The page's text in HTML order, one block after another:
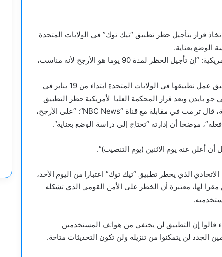
قرار بتأجيل حظر تطبيق “تيك توك” في الولايات المتحدة
وقال ترامب اليوم السبت، في مقابلة مع قناة “NBC” الأمريكية: “إن تأجيل الحظر لمدة 90 يوما هو الأرجح لأنه مناسب،
وبعد أن كانت شركة “تيك توك” قد هددت يوم الجمعة بتعليق عمل تطبيقها في الولايات المتحدة ابتداء من 19 يناير في
بايدن وبعد قرار المحكمة العليا الأمريكية حظر التطبيق
ما لم تبعه شركتها الأم الصينية “بايت دانس” لجهة أمريكية، قال ترامب في مقابلة مع قناة “NBC News”: “على الأرجح،
أعلن عنه يوم الاثنين (يوم التنصيب)”.
الاتحادي الذي يحظر تطبيق “تيك توك” اعتبارا من اليوم الأحد،
لها، معتبرة أن الخطر على الأمن القومي الذي تشكله
قالوا إن التطبيق لن يختفي من هواتف المستخدمين
الجدد لن يتمكنوا من تنزيله ولن تكون التحديثات متاحة.